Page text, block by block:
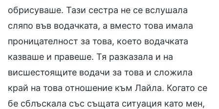
обрисуваше. Тази сестра не се вслушала
сляпо във водачката, а вместо това имала
проницателност за това, което водачката
казваше и правеше. Тя разказала и на
висшестоящите водачи за това и сложила
край на това отношение към Лайла. Когато се
бе сблъскала със същата ситуация като мен,